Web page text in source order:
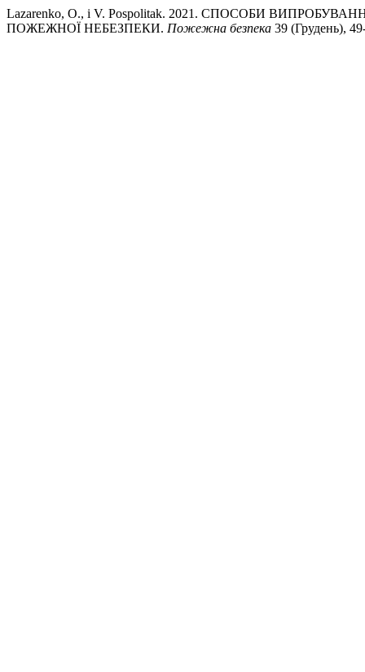
Lazarenko, O., і V. Pospolitak. 2021. СПОСОБИ
ПОЖЕЖНОЇ НЕБЕЗПЕКИ. Пожежна безпека 39 (Грудень),